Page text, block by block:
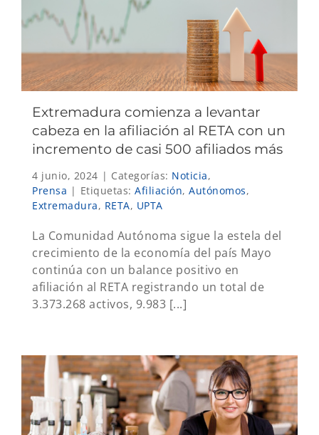
Extremadura comienza a levantar
cabeza en la afiliación al RETA con un
incremento de casi 500 afiliados más
4 junio, 2024 | Categorías: Noticia,
Prensa | Etiquetas: Afiliación, Autónomos,
Extremadura, RETA, UPTA
La Comunidad Autónoma sigue la estela del
crecimiento de la economía del país Mayo
continúa con un balance positivo en
afiliación al RETA registrando un total de
3.373.268 activos, 9.983 [...]